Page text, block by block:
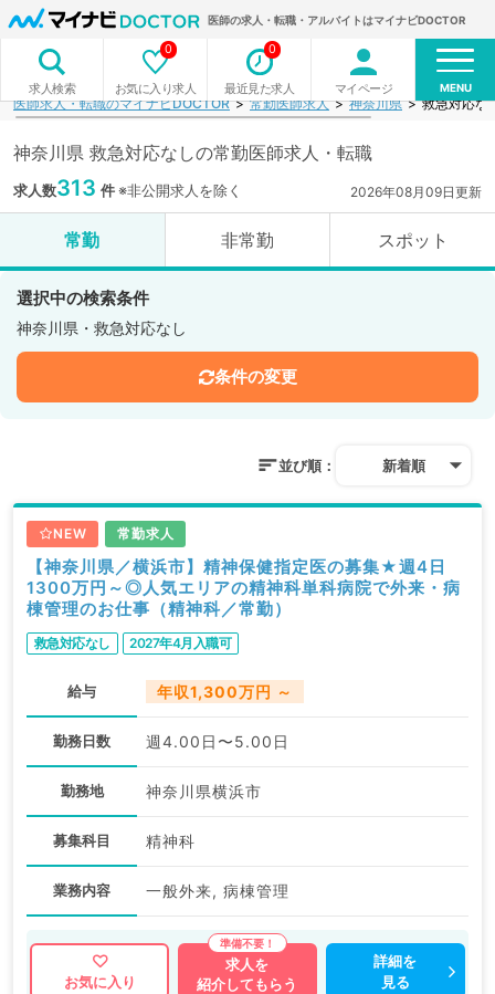
医師の求人・転職・アルバイトはマイナビDOCTOR
求人検索 お気に入り求人
0
最近見た求人
0
マイページ MENU
医師求人・転職のマイナビDOCTOR 常勤医師求人 神奈川県 救急対応な
神奈川県 救急対応なしの常勤医師求人・転職
求人数313 件※非公開求人を除く 2026年08月09日更新
常勤 非常勤 スポット
選択中の検索条件
神奈川県・救急対応なし
条件の変更
並び順： 新着順
NEW 常勤求人
【神奈川県／横浜市】精神保健指定医の募集★週4日
1300万円～◎人気エリアの精神科単科病院で外来・病
棟管理のお仕事（精神科／常勤）
救急対応なし 2027年4月入職可
給与 年収1,300万円 ～
勤務日数 週4.00日〜5.00日
勤務地 神奈川県横浜市
募集科目 精神科
業務内容 一般外来, 病棟管理
お気に入り
求人を
紹介してもらう
詳細を
見る